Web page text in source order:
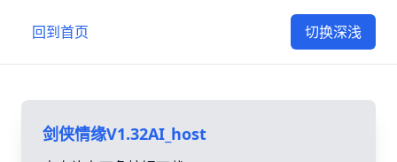
回到首页 切换深浅
剑侠情缘V1.32AI_host